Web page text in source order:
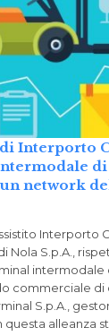
Interporto
di
network
Interporto
Nola S.p.A.,
intermodale
commerciale di
S.p.A.,
alleanza